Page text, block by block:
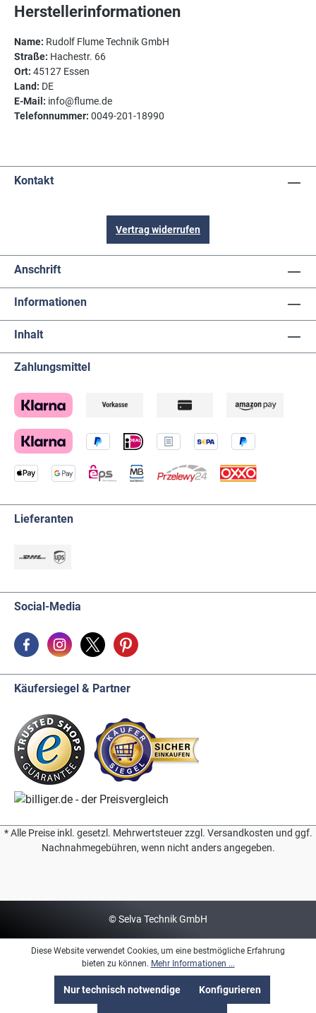
Herstellerinformationen
Name: Rudolf Flume Technik GmbH
Straße: Hachestr. 66
Ort: 45127 Essen
Land: DE
E-Mail: info@flume.de
Telefonnummer: 0049-201-18990
Kontakt
Vertrag widerrufen
Anschrift
Informationen
Inhalt
Zahlungsmittel
Lieferanten
Social-Media
Käufersiegel & Partner
* Alle Preise inkl. gesetzl. Mehrwertsteuer zzgl. Versandkosten und ggf.
Nachnahmegebühren, wenn nicht anders angegeben.
© Selva Technik GmbH
Diese Website verwendet Cookies, um eine bestmögliche Erfahrung
bieten zu können. Mehr Informationen ...
Nur technisch notwendige Konfigurieren